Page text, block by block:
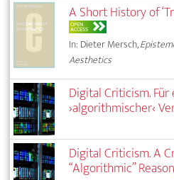
A Short History of
OPEN
ACCESS
In: Dieter Mersch,
Aesthetics
Digital Criticism.
›algorithmischer‹
Digital Criticism. A
“Algorithmic” Reason